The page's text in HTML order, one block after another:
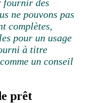
fournir des
ne pouvons pas
complètes,
pour un usage
à titre
un conseil
prêt